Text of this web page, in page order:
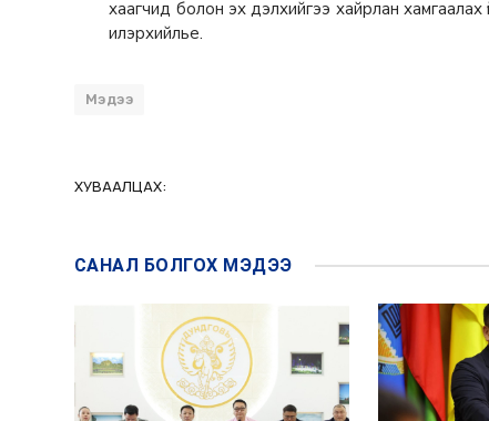
хаагчид болон эх дэлхийгээ хайрлан
илэрхийлье.
Мэдээ
ХУВААЛЦАХ:
САНАЛ БОЛГОХ МЭДЭЭ